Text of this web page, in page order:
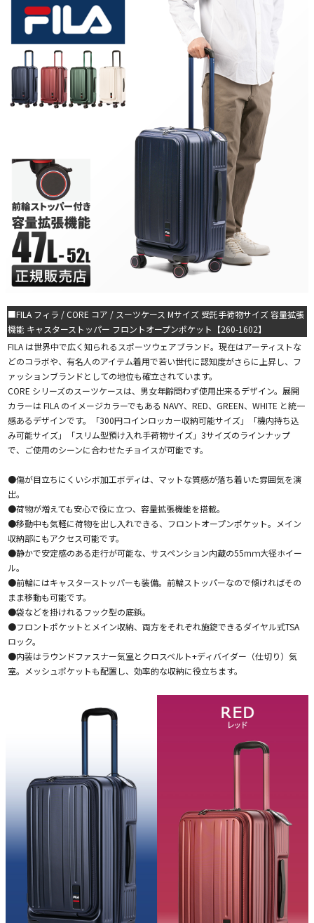
■FILA フィラ / CORE コア / スーツケース Mサイズ 受託手荷物サイズ 容量拡張
機能 キャスターストッパー フロントオープンポケット【260-1602】
FILA は世界中で広く知られるスポーツウェアブランド。現在はアーティストな
どのコラボや、有名人のアイテム着用で若い世代に認知度がさらに上昇し、フ
ァッションブランドとしての地位も確立されています。
CORE シリーズのスーツケースは、男女年齢問わず使用出来るデザイン。展開
カラーは FILA のイメージカラーでもある NAVY、RED、GREEN、WHITE と統一
感あるデザインです。「300円コインロッカー収納可能サイズ」「機内持ち込
み可能サイズ」「スリム型預け入れ手荷物サイズ」3サイズのラインナップ
で、ご使用のシーンに合わせたチョイスが可能です。
●傷が目立ちにくいシボ加工ボディは、マットな質感が落ち着いた雰囲気を演
出。
●荷物が増えても安心で役に立つ、容量拡張機能を搭載。
●移動中も気軽に荷物を出し入れできる、フロントオープンポケット。メイン
収納部にもアクセス可能です。
●静かで安定感のある走行が可能な、サスペンション内蔵の55mｍ大径ホイー
ル。
●前輪にはキャスターストッパーも装備。前輪ストッパーなので傾ければその
まま移動も可能です。
●袋などを掛けれるフック型の底鋲。
●フロントポケットとメイン収納、両方をそれぞれ施錠できるダイヤル式TSA
ロック。
●内装はラウンドファスナー気室とクロスベルト+ディバイダー（仕切り）気
室。メッシュポケットも配置し、効率的な収納に役立ちます。